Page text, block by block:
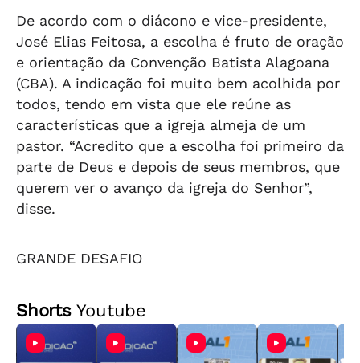
De acordo com o diácono e vice-presidente,
José Elias Feitosa, a escolha é fruto de oração
e orientação da Convenção Batista Alagoana
(CBA). A indicação foi muito bem acolhida por
todos, tendo em vista que ele reúne as
características que a igreja almeja de um
pastor. “Acredito que a escolha foi primeiro da
parte de Deus e depois de seus membros, que
querem ver o avanço da igreja do Senhor”,
disse.
GRANDE DESAFIO
ShortsYoutube